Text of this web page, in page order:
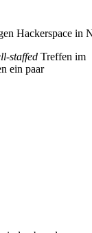
Hackerspace in
staffed Treffen im
ein paar